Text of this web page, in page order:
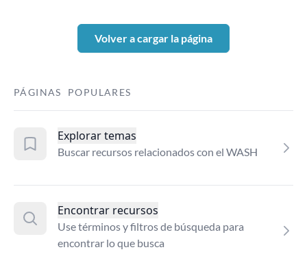
Volver a cargar la página
PÁGINAS POPULARES
Explorar temas
Buscar recursos relacionados con el WASH
Encontrar recursos
Use términos y filtros de búsqueda para
encontrar lo que busca